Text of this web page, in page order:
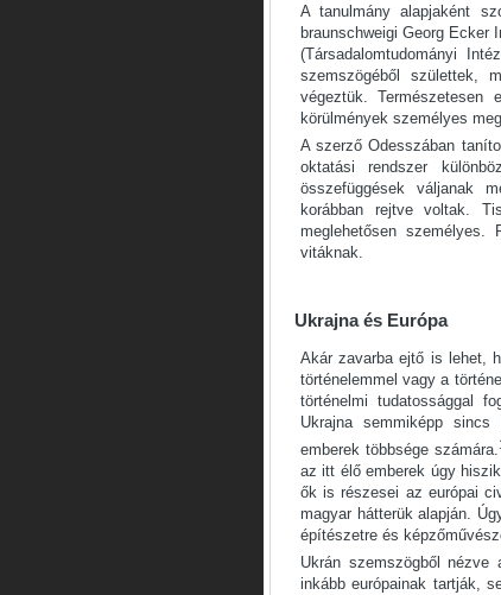
A tanulmány alapjaként
braunschweigi Georg
(Társadalomtudományi
szemszögéből születtek,
végeztük.
körülmények személyes
A szerző Odesszában
oktatási rendszer
összefüggések váljanak
korábban rejtve voltak.
meglehetősen
vitáknak.
Ukrajna és Európa
Akár zavarba ejtő is lehet,
történelemmel vagy a
történelmi tudatossággal
Ukrajna semmiképp sincs
emberek többsége számára.
az itt élő emberek úgy
ők is részesei az európai
magyar hátterük alapján.
építészetre és
Ukrán szemszögből nézve
inkább európainak tartják,